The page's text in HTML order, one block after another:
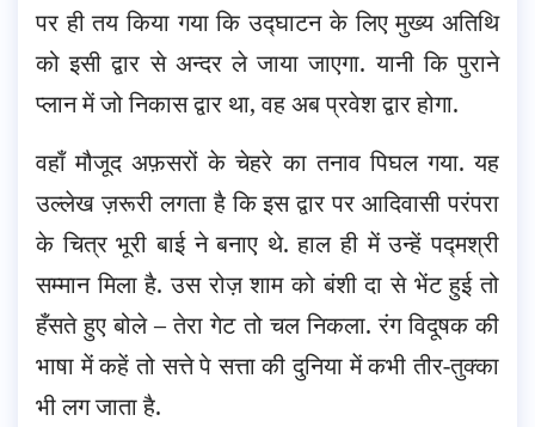
पर ही तय किया गया कि उद्घाटन के लिए मुख्य अतिथि
को इसी द्वार से अन्दर ले जाया जाएगा. यानी कि पुराने
प्लान में जो निकास द्वार था, वह अब प्रवेश द्वार होगा.
वहाँ मौजूद अफ़सरों के चेहरे का तनाव पिघल गया. यह
उल्लेख ज़रूरी लगता है कि इस द्वार पर आदिवासी परंपरा
के चित्र भूरी बाई ने बनाए थे. हाल ही में उन्हें पद्मश्री
सम्मान मिला है. उस रोज़ शाम को बंशी दा से भेंट हुई तो
हँसते हुए बोले – तेरा गेट तो चल निकला. रंग विदूषक की
भाषा में कहें तो सत्ते पे सत्ता की दुनिया में कभी तीर-तुक्का
भी लग जाता है.